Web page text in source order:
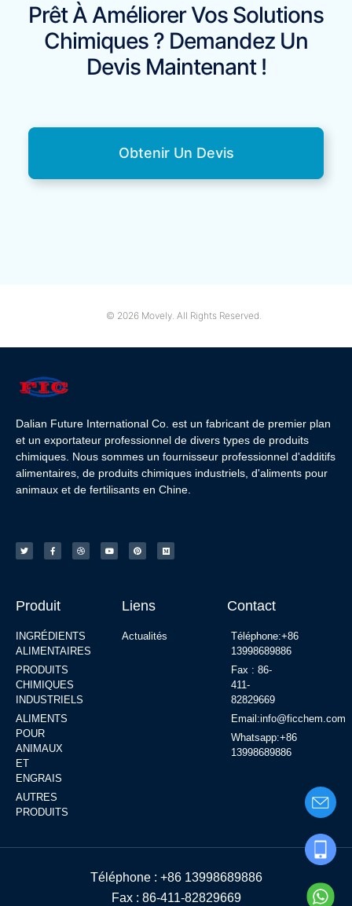
Prêt À Améliorer Vos Solutions
Chimiques ? Demandez Un
Devis Maintenant !
Obtenir Un Devis
© 2026 Movely. All Rights Reserved.
Dalian Future International Co. est un fabricant de premier plan
et un exportateur professionnel de divers types de produits
chimiques. Nous sommes un fournisseur professionnel d'additifs
alimentaires, de produits chimiques industriels, d'aliments pour
animaux et de fertilisants en Chine.
Produit
INGRÉDIENTS
ALIMENTAIRES
PRODUITS
CHIMIQUES
INDUSTRIELS
ALIMENTS
POUR
ANIMAUX
ET
ENGRAIS
AUTRES
PRODUITS
Liens
Actualités
Contact
Téléphone:+86
13998689886
Fax : 86-
411-
82829669
Email:info@ficchem.com
Whatsapp:+86
13998689886
Téléphone : +86 13998689886
Fax : 86-411-82829669